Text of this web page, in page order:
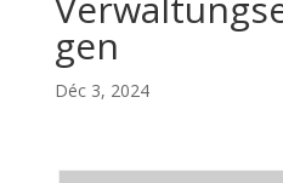
gen
Déc 3, 2024